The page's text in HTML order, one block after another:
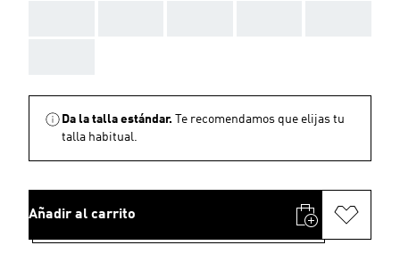
Da la talla estándar.
Te recomendamos que elijas tu
talla habitual.
Añadir al carrito